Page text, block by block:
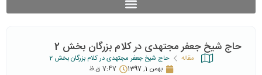
حاج شیخ جعفر مجتهدی در کلام بزرگان بخش 2
مقاله
حاج شیخ جعفر مجتهدی در کلام بزرگان بخش 2
بهمن 1, 1397
7:47 ق.ظ